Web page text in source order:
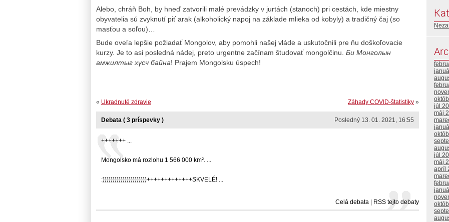
Alebo, chráň Boh, by hneď zatvorili malé prevádzky v jurtách (stanoch) pri cestách, kde miestny
obyvatelia sú zvyknutí piť arak (alkoholický napoj na základe mlieka od kobyly) a tradičný čaj (so
masťou a soľou)…
Bude oveľa lepšie požiadať Mongolov, aby pomohli našej vláde a uskutočnili pre ňu doškoľovacie
kurzy. Je to asi posledná nádej, preto urgentne začínam študovať mongolčinu. Би Монголын
амжилтыг хүсч байна! Prajem Mongolsku úspech!
Záhady COVID-štatistiky »
« Ukradnuté zdravie
Posledný 13. 01. 2021, 16:55
Debata ( 3 príspevky )
+++++++ ...
Mongolsko má rozlohu 1 566 000 km². ...
:))))))))))))))))))))))+++++++++++++SKVELÉ! ...
Celá debata RSS tejto debaty
júl
máj
júl
máj
apríl